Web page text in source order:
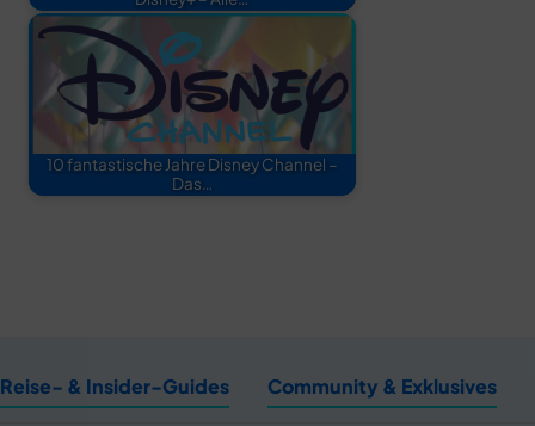
10 fantastische Jahre Disney Channel –
Das…
Reise- & Insider-Guides Community & Exklusives